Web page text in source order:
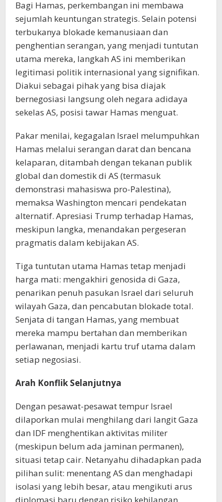
Bagi Hamas, perkembangan ini membawa
sejumlah keuntungan strategis. Selain potensi
terbukanya blokade kemanusiaan dan
penghentian serangan, yang menjadi tuntutan
utama mereka, langkah AS ini memberikan
legitimasi politik internasional yang signifikan.
Diakui sebagai pihak yang bisa diajak
bernegosiasi langsung oleh negara adidaya
sekelas AS, posisi tawar Hamas menguat.
Pakar menilai, kegagalan Israel melumpuhkan
Hamas melalui serangan darat dan bencana
kelaparan, ditambah dengan tekanan publik
global dan domestik di AS (termasuk
demonstrasi mahasiswa pro-Palestina),
memaksa Washington mencari pendekatan
alternatif. Apresiasi Trump terhadap Hamas,
meskipun langka, menandakan pergeseran
pragmatis dalam kebijakan AS.
Tiga tuntutan utama Hamas tetap menjadi
harga mati: mengakhiri genosida di Gaza,
penarikan penuh pasukan Israel dari seluruh
wilayah Gaza, dan pencabutan blokade total.
Senjata di tangan Hamas, yang membuat
mereka mampu bertahan dan memberikan
perlawanan, menjadi kartu truf utama dalam
setiap negosiasi.
Arah Konflik Selanjutnya
Dengan pesawat-pesawat tempur Israel
dilaporkan mulai menghilang dari langit Gaza
dan IDF menghentikan aktivitas militer
(meskipun belum ada jaminan permanen),
situasi tetap cair. Netanyahu dihadapkan pada
pilihan sulit: menentang AS dan menghadapi
isolasi yang lebih besar, atau mengikuti arus